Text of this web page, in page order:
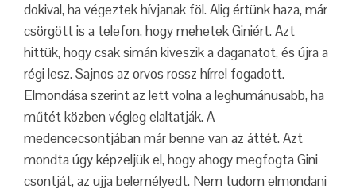
dokival, ha végeztek hívjanak föl. Alig értünk haza, már
csörgött is a telefon, hogy mehetek Giniért. Azt
hittük, hogy csak simán kiveszik a daganatot, és újra a
régi lesz. Sajnos az orvos rossz hírrel fogadott.
Elmondása szerint az lett volna a leghumánusabb, ha
műtét közben végleg elaltatják. A
medencecsontjában már benne van az áttét. Azt
mondta úgy képzeljük el, hogy ahogy megfogta Gini
csontját, az ujja belemélyedt. Nem tudom elmondani